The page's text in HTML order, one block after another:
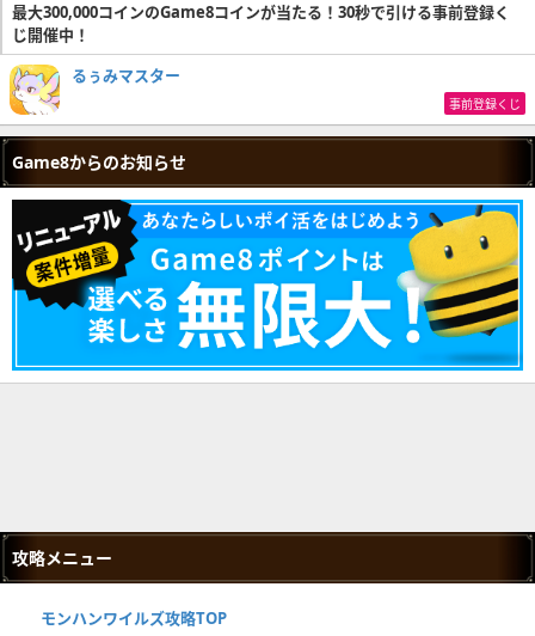
最大300,000コインのGame8コインが当たる！30秒で引ける事前登録く
じ開催中！
るぅみマスター
事前登録くじ
Game8からのお知らせ
攻略メニュー
モンハンワイルズ攻略TOP